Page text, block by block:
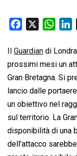
c
e
b
o
o
k
W
a
t
s
A
p
p
n
k
e
d
I
n
Guardian di
prossimi mesi un
Gran Bretagna. Si
lancio dalle
un obiettivo nel
sul territorio. La
disponibilità di una
dell’attacco